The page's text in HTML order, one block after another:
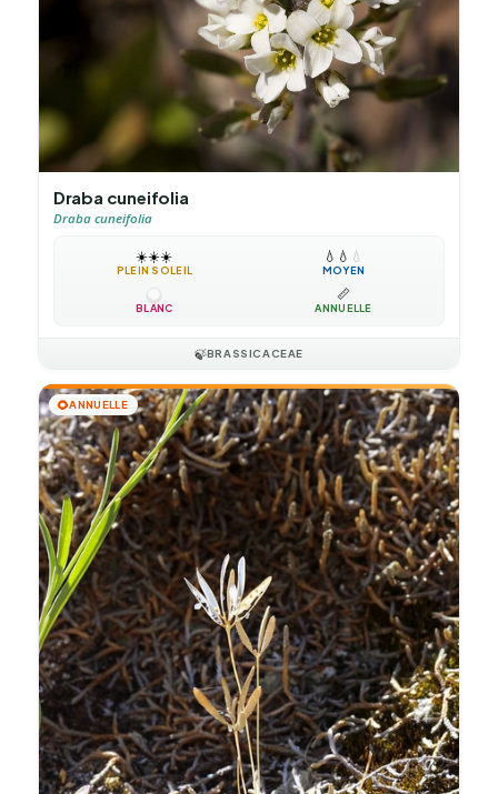
Draba cuneifolia
Draba cuneifolia
☀️☀️☀️
PLEIN SOLEIL
💧 💧 💧
MOYEN
BLANC
📏
ANNUELLE
🍃BRASSICACEAE
🌻ANNUELLE